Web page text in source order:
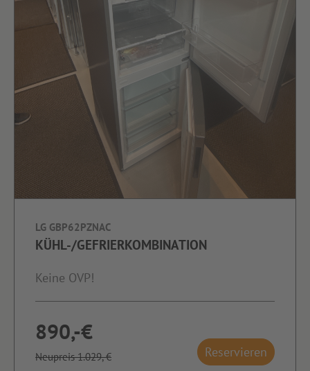
LG GBP62PZNAC
KÜHL-/GEFRIERKOMBINATION
Keine OVP!
890,-€
Neupreis 1.029,-€ Reservieren